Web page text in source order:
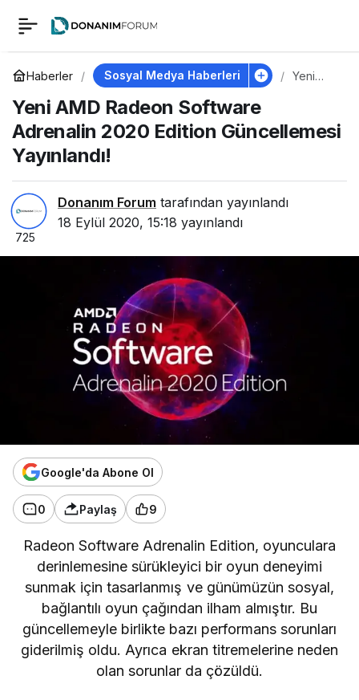
Haberler Sosyal Medya Haberleri
Yeni
e
Güncelle
Yeni AMD Radeon Software
Adrenalin 2020 Edition Güncellemesi
Yayınlandı!
Donanım Forum tarafından yayınlandı
18 Eylül 2020, 15:18 yayınlandı
725
Google'da Abone Ol
0 Paylaş 9
Radeon Software Adrenalin Edition, oyunculara
derinlemesine sürükleyici bir oyun deneyimi
sunmak için tasarlanmış ve günümüzün sosyal,
bağlantılı oyun çağından ilham almıştır. Bu
güncellemeyle birlikte bazı performans sorunları
giderilmiş oldu. Ayrıca ekran titremelerine neden
olan sorunlar da çözüldü.
Yeni AMD Radeon
Software Adrenalin
2020 Edition
Güncellemesi
Yayınlandı!